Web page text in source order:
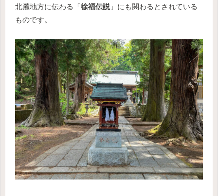
北麓地方に伝わる「徐福伝説 」にも関わるとされている
ものです。